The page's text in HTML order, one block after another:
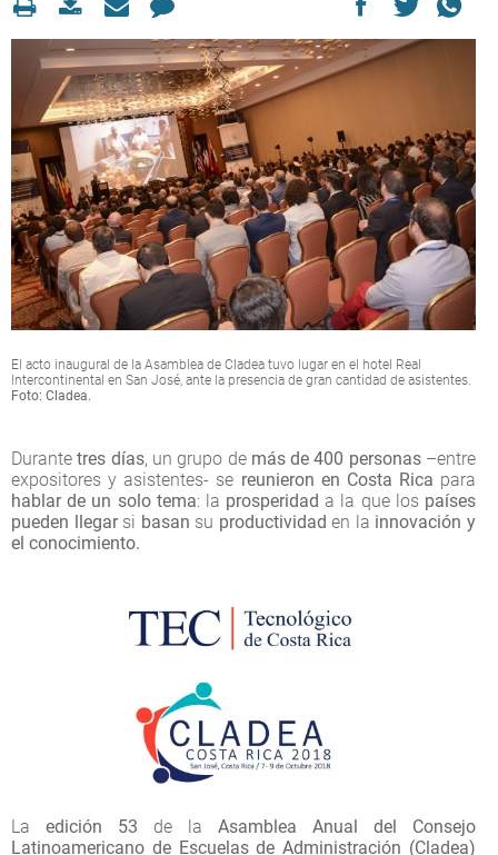
El acto inaugural de la Asamblea de Cladea tuvo lugar en el hotel Real
Intercontinental en San José, ante la presencia de gran cantidad de asistentes.
Foto: Cladea.
Durantetres días, un grupo de más de 400 personas–entre
expositores y asistentes- se reunieron en Costa Rica para
hablar de un solo tema: la prosperidad a la que los países
pueden llegarsi basan su productividad en la innovación y
el conocimiento.
La edición 53 de la Asamblea Anual del Consejo
Latinoamericano de Escuelas de Administración (Cladea)